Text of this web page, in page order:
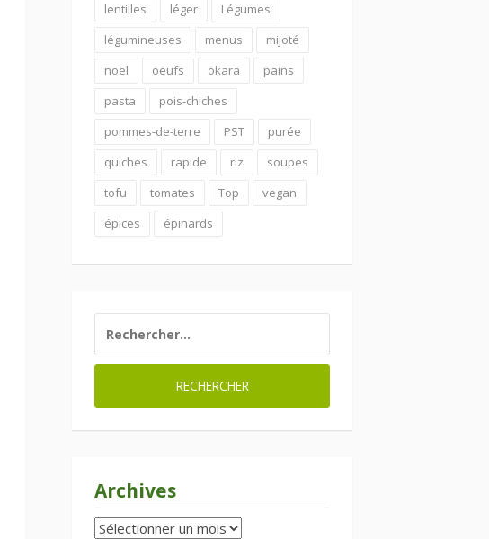
lentilles
léger
Légumes
légumineuses
menus
mijoté
noël
oeufs okara
pains
pasta
pois-chiches
pommes-de-terre
PST
purée
quiches
rapide riz
soupes
tofu
tomates Top
vegan
épices
épinards
Archives
Archives